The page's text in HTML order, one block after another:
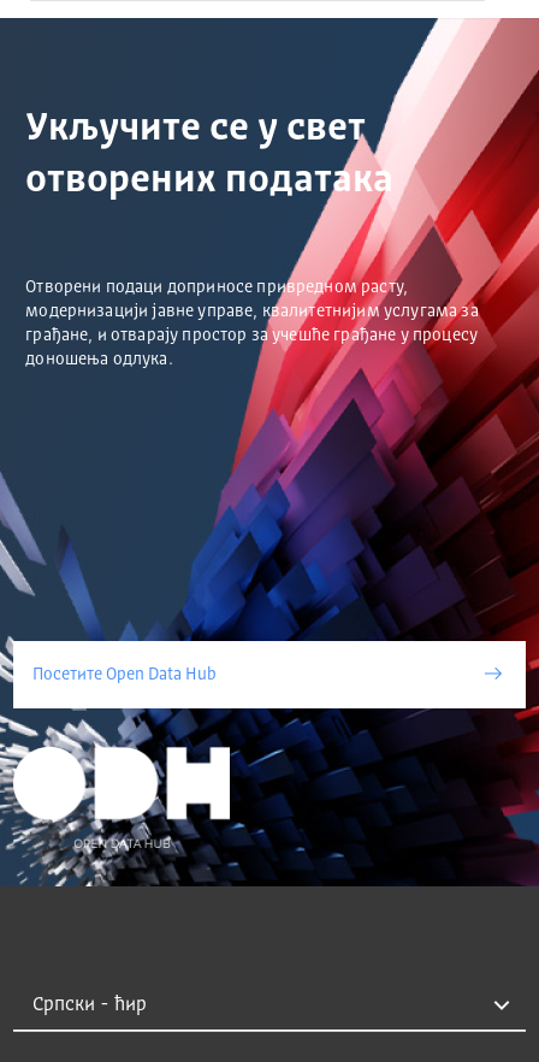
Укључите се у свет
отворених података
Отворени подаци доприносе привредном расту,
модернизацији јавне управе, квалитетнијим услугама за
грађане, и отварају простор за учешће грађане у процесу
доношења одлука.
Посетите Open Data Hub